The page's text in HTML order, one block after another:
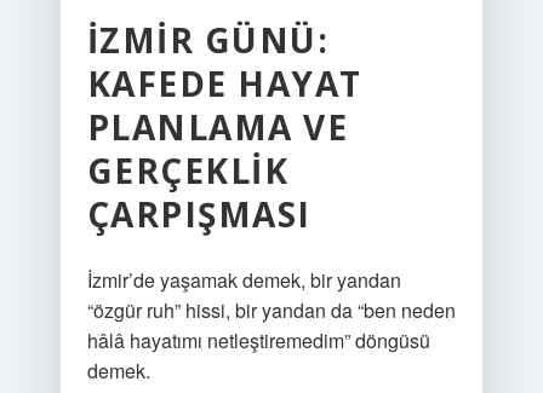
İZMIR GÜNÜ:
KAFEDE HAYAT
PLANLAMA VE
GERÇEKLIK
ÇARPIŞMASI
İzmir’de yaşamak demek, bir yandan
“özgür ruh” hissi, bir yandan da “ben neden
hâlâ hayatımı netleştiremedim” döngüsü
demek.